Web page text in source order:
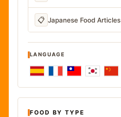
📋 Japanese Food Articles
LANGUAGE
FOOD BY TYPE